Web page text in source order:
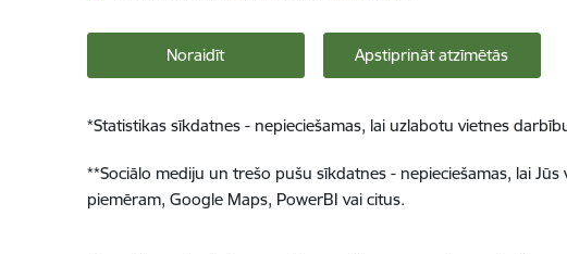
Noraidīt Apstiprināt atzīmētās
*Statistikas sīkdatnes - nepieciešamas, lai uzlabotu vietnes
**Sociālo mediju un trešo pušu sīkdatnes - nepieciešamas, lai
piemēram, Google Maps, PowerBI vai citus.